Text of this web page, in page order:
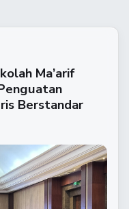
Ma’arif
Berstandar